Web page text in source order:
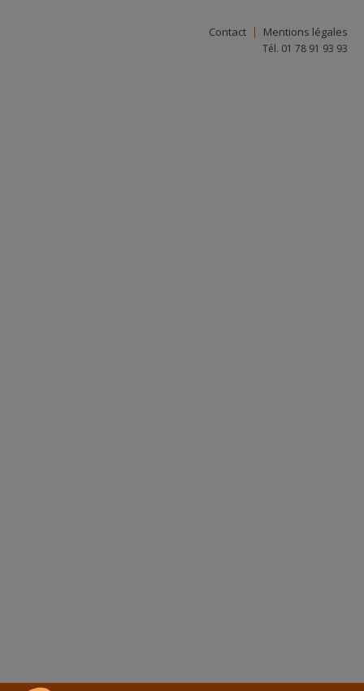
Contact Mentions légales
Tél. 01 78 91 93 93